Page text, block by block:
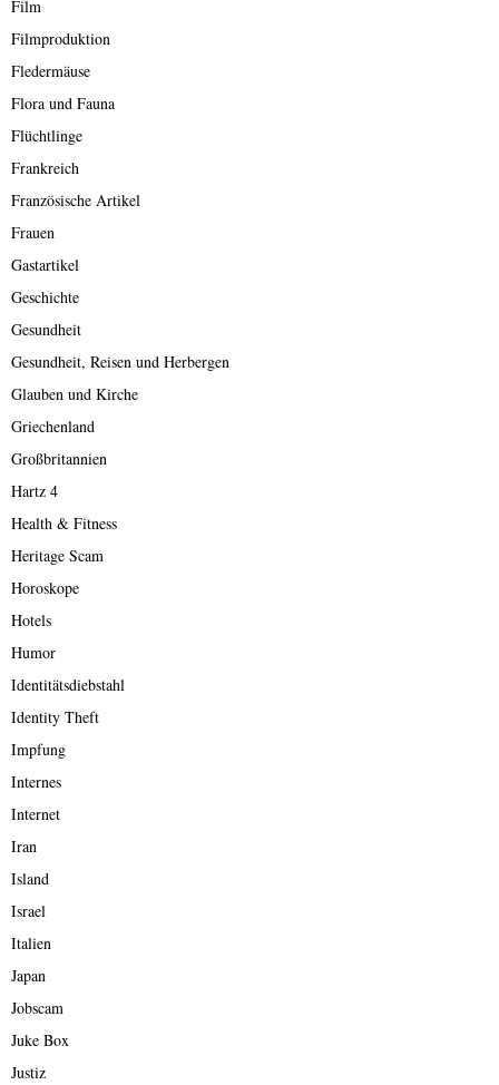
Film
Filmproduktion
Fledermäuse
Flora und Fauna
Flüchtlinge
Frankreich
Französische Artikel
Frauen
Gastartikel
Geschichte
Gesundheit
Gesundheit, Reisen und Herbergen
Glauben und Kirche
Griechenland
Großbritannien
Hartz 4
Health & Fitness
Heritage Scam
Horoskope
Hotels
Humor
Identitätsdiebstahl
Identity Theft
Impfung
Internes
Internet
Iran
Island
Israel
Italien
Japan
Jobscam
Juke Box
Justiz